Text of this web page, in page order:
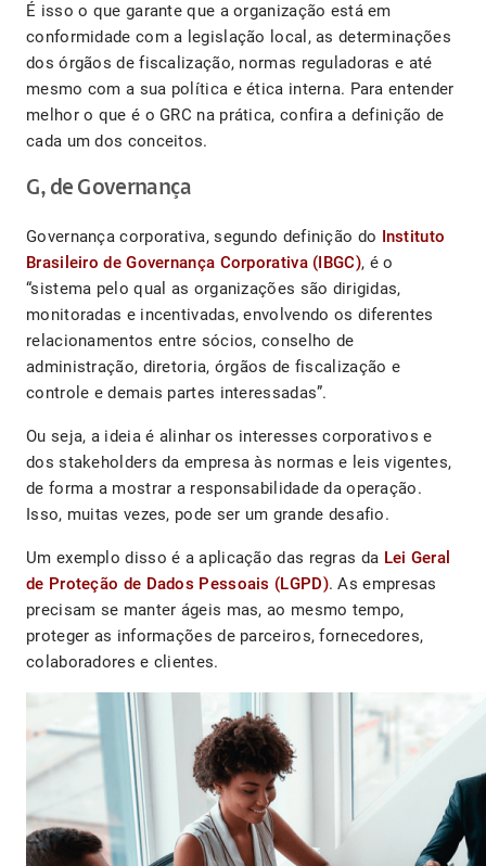
É isso o que garante que a organização está em
conformidade com a legislação local, as determinações
dos órgãos de fiscalização, normas reguladoras e até
mesmo com a sua política e ética interna. Para entender
melhor o que é o GRC na prática, confira a definição de
cada um dos conceitos.
G, de Governança
Governança corporativa, segundo definição do Instituto
Brasileiro de Governança Corporativa (IBGC), é o
“sistema pelo qual as organizações são dirigidas,
monitoradas e incentivadas, envolvendo os diferentes
relacionamentos entre sócios, conselho de
administração, diretoria, órgãos de fiscalização e
controle e demais partes interessadas”.
Ou seja, a ideia é alinhar os interesses corporativos e
dos stakeholders da empresa às normas e leis vigentes,
de forma a mostrar a responsabilidade da operação.
Isso, muitas vezes, pode ser um grande desafio.
Um exemplo disso é a aplicação das regras da Lei Geral
de Proteção de Dados Pessoais (LGPD). As empresas
precisam se manter ágeis mas, ao mesmo tempo,
proteger as informações de parceiros, fornecedores,
colaboradores e clientes.